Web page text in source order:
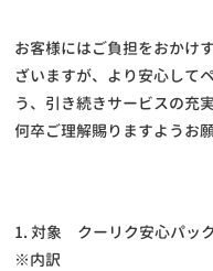
お客様にはご負担をおかけ
ざいますが、より安心して
う、引き続きサービスの充
何卒ご理解賜りますようお
1. 対象 クーリク安心パック
※内訳